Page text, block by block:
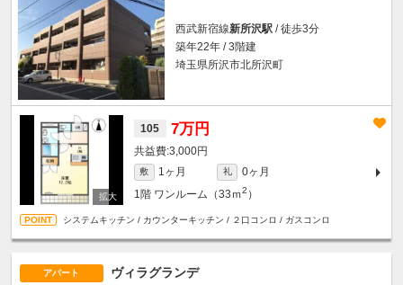
西武新宿線新所沢駅 / 徒歩3分
築年22年 / 3階建
埼玉県所沢市北所沢町
105 7万円
3,000円
敷 1ヶ月 礼
0ヶ月
1階 ワンルーム（33ｍ2 ）
システムキッチン / カウンターキッチン / ２口コンロ / ガスコンロ
アパート ヴィラグランデ